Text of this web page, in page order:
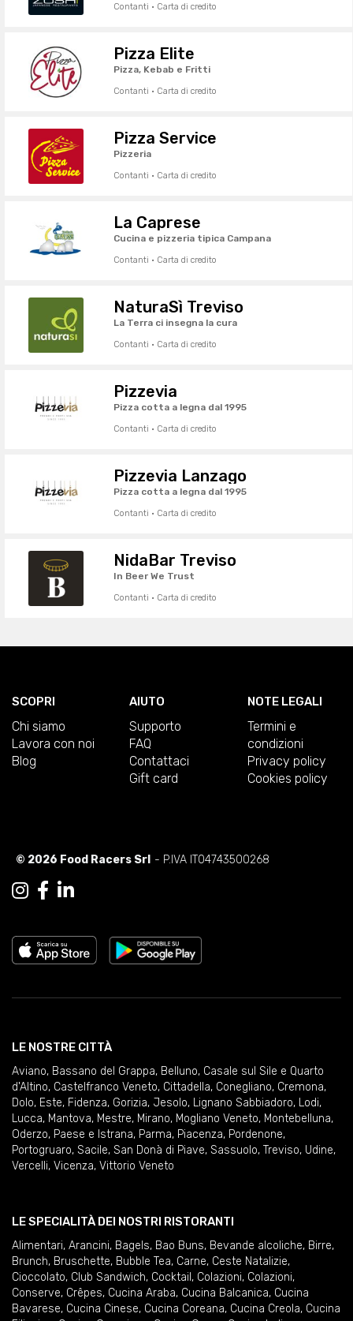
Contanti · Carta di credito
Pizza Elite
Pizza, Kebab e Fritti
Contanti · Carta di credito
Pizza Service
Pizzeria
Contanti · Carta di credito
La Caprese
Cucina e pizzeria tipica Campana
Contanti · Carta di credito
NaturaSì Treviso
La Terra ci insegna la cura
Contanti · Carta di credito
Pizzevia
Pizza cotta a legna dal 1995
Contanti · Carta di credito
Pizzevia Lanzago
Pizza cotta a legna dal 1995
Contanti · Carta di credito
NidaBar Treviso
In Beer We Trust
Contanti · Carta di credito
SCOPRI
Chi siamo
Lavora con noi
Blog
AIUTO
Supporto
FAQ
Contattaci
Gift card
NOTE LEGALI
Termini e
condizioni
Privacy policy
Cookies policy
© 2026 Food Racers Srl - P.IVA IT04743500268
LE NOSTRE CITTÀ
Aviano, Bassano del Grappa, Belluno, Casale sul Sile e Quarto
d'Altino, Castelfranco Veneto, Cittadella, Conegliano, Cremona,
Dolo, Este, Fidenza, Gorizia, Jesolo, Lignano Sabbiadoro, Lodi,
Lucca, Mantova, Mestre, Mirano, Mogliano Veneto, Montebelluna,
Oderzo, Paese e Istrana, Parma, Piacenza, Pordenone,
Portogruaro, Sacile, San Donà di Piave, Sassuolo, Treviso, Udine,
Vercelli, Vicenza, Vittorio Veneto
LE SPECIALITÀ DEI NOSTRI RISTORANTI
Alimentari, Arancini, Bagels, Bao Buns, Bevande alcoliche, Birre,
Brunch, Bruschette, Bubble Tea, Carne, Ceste Natalizie,
Cioccolato, Club Sandwich, Cocktail , Colazioni, Colazioni,
Conserve, Crêpes, Cucina Araba, Cucina Balcanica, Cucina
Bavarese, Cucina Cinese, Cucina Coreana, Cucina Creola, Cucina